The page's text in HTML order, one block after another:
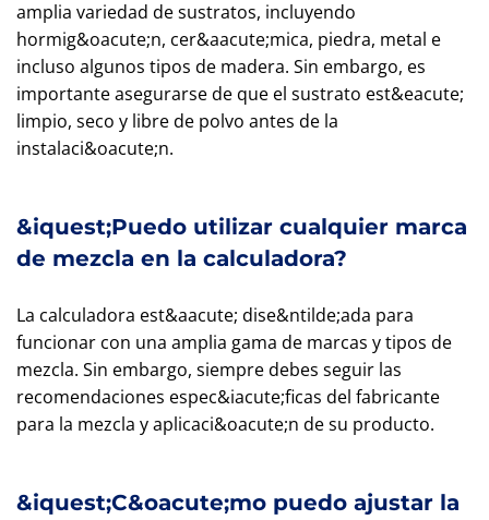
amplia variedad de sustratos, incluyendo
hormig&oacute;n, cer&aacute;mica, piedra, metal e
incluso algunos tipos de madera. Sin embargo, es
importante asegurarse de que el sustrato est&eacute;
limpio, seco y libre de polvo antes de la
instalaci&oacute;n.
&iquest;Puedo utilizar cualquier marca
de mezcla en la calculadora?
La calculadora est&aacute; dise&ntilde;ada para
funcionar con una amplia gama de marcas y tipos de
mezcla. Sin embargo, siempre debes seguir las
recomendaciones espec&iacute;ficas del fabricante
para la mezcla y aplicaci&oacute;n de su producto.
&iquest;C&oacute;mo puedo ajustar la